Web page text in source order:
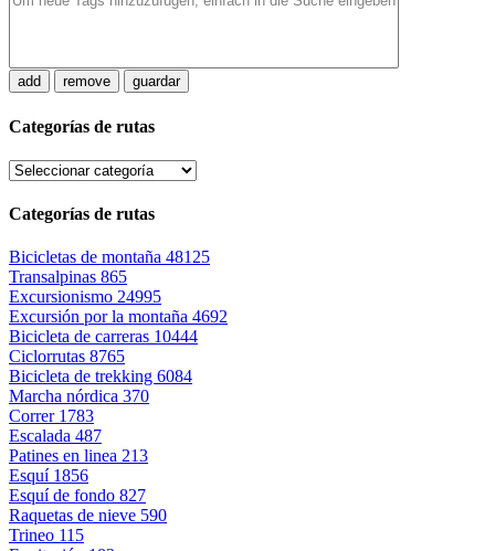
add remove guardar
Categorías de rutas
Categorías de rutas
Bicicletas de montaña 48125
Transalpinas 865
Excursionismo 24995
Excursión por la montaña 4692
Bicicleta de carreras 10444
Ciclorrutas 8765
Bicicleta de trekking 6084
Marcha nórdica 370
Correr 1783
Escalada 487
Patines en linea 213
Esquí 1856
Esquí de fondo 827
Raquetas de nieve 590
Trineo 115